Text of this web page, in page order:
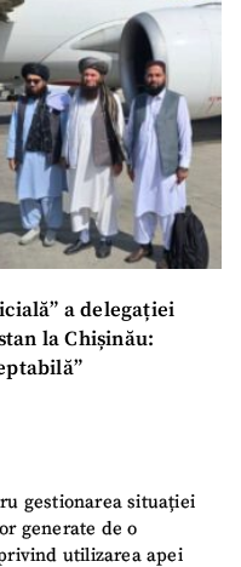
a delegației
la Chișinău:
gestionarea situației
generate de o
utilizarea apei